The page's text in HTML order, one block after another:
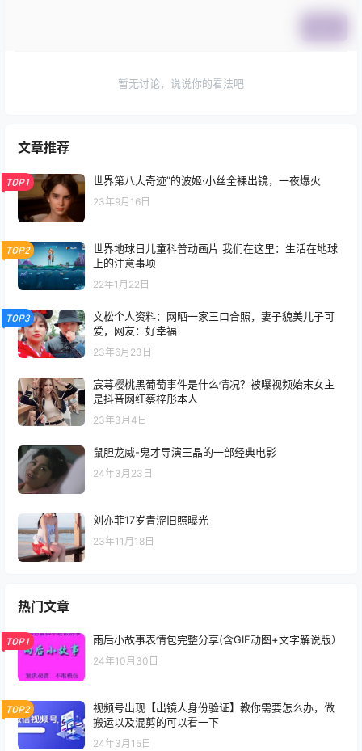
暂无讨论，说说你的看法吧
文章推荐
TOP1 世界第八大奇迹”的波姬·小丝全裸出镜，一夜爆火
23年9月16日
TOP2
世界地球日儿童科普动画片 我们在这里：生活在地球
上的注意事项
22年1月22日
TOP3
文松个人资料：网晒一家三口合照，妻子貌美儿子可
爱，网友：好幸福
23年6月23日
宸荨樱桃黑葡萄事件是什么情况？被曝视频始末女主
是抖音网红蔡梓彤本人
23年3月4日
鼠胆龙威-鬼才导演王晶的一部经典电影
24年3月23日
刘亦菲17岁青涩旧照曝光
23年11月18日
热门文章
TOP1 雨后小故事表情包完整分享(含GIF动图+文字解说版）
24年10月30日
TOP2
视频号出现【出镜人身份验证】教你需要怎么办，做
搬运以及混剪的可以看一下
24年3月15日